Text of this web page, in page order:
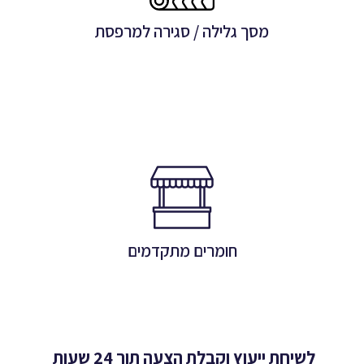
מסך גלילה / סגירה למרפסת
לפרטים
חומרים מתקדמים
חומרים מתקדמים
הפתרון המושלם לכל עונות השנה
לפרטים
לשיחת ייעוץ וקבלת הצעה תוך 24 שעות